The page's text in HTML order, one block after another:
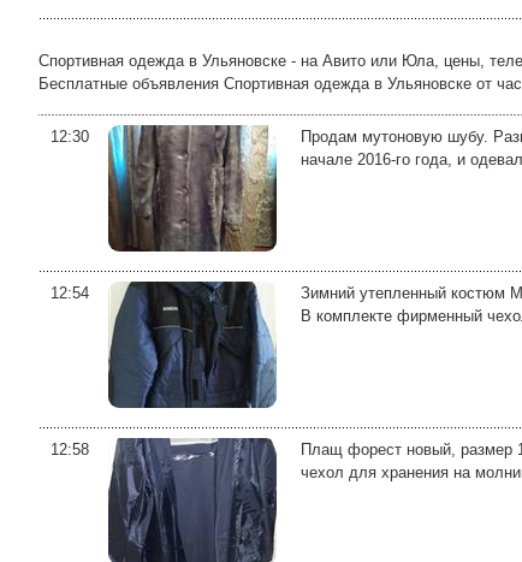
Спортивная одежда в Ульяновске - на Авито или Юла, цены,
Бесплатные объявления Спортивная одежда в Ульяновске от
12:30
Продам мутоновую шубу.
начале 2016-го года, и
12:54
Зимний утепленный костюм
В комплекте фирменный
12:58
Плащ форест новый, размер
чехол для хранения на